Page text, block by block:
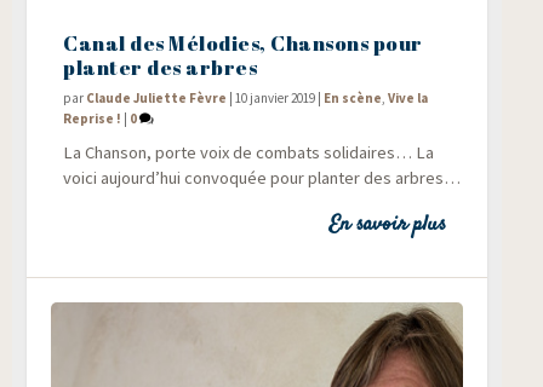
Canal des Mélodies, Chansons pour
planter des arbres
par Claude Juliette Fèvre |10 janvier 2019 En scène,Vive la
Reprise !
0
La Chan­son, porte voix de com­bats soli­daires… La
voi­ci aujourd’hui convo­quée pour plan­ter des arbres…
En savoir plus